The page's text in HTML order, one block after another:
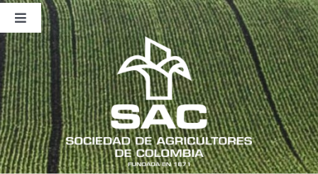
Saltar
contenido
Toggle
Navigation
Nosotros
Publicaciones
Sala de Prensa
Eventos